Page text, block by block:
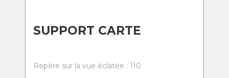
SUPPORT CARTE
Repère sur la vue éclatée : 110